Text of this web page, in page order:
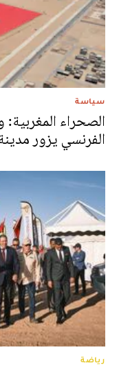
سياسة
الصحراء
الفرنسي يزور
رياضة